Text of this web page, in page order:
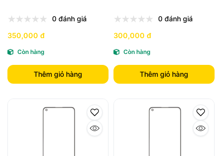
0 đánh giá
350,000 đ
Còn hàng
Thêm giỏ hàng
0 đánh giá
300,000 đ
Còn hàng
Thêm giỏ hàng